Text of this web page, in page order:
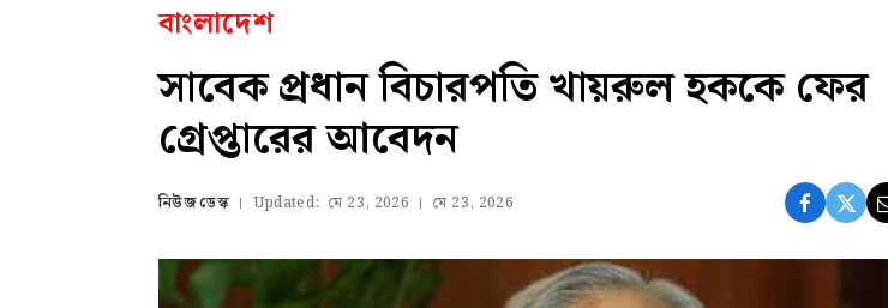
বাংলাদেশ
সাবেক প্রধান বিচারপতি খায়রুল হককে ফের
গ্রেপ্তারের আবেদন
নিউজ ডেস্ক Updated: মে 23, 2026 মে 23, 2026